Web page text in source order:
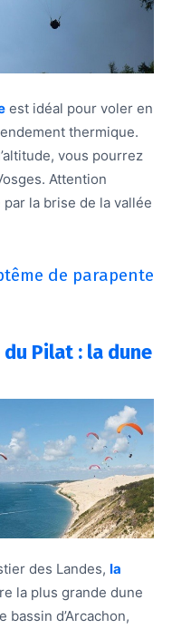
est idéal pour voler en
thermique.
vous pourrez
Attention
la brise de la vallée
de parapente
Pilat : la dune
des Landes, la
la plus grande dune
bassin d’Arcachon,